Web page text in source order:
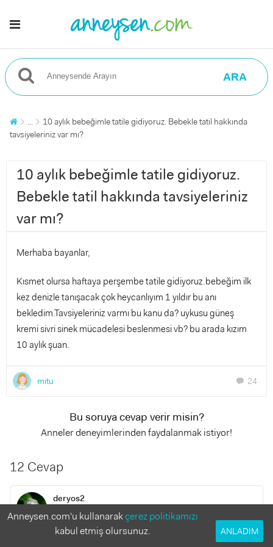
ARA
...
10 aylık bebeğimle tatile gidiyoruz. Bebekle tatil hakkında
tavsiyeleriniz var mı?
10 aylık bebeğimle tatile gidiyoruz.
Bebekle tatil hakkında tavsiyeleriniz
var mı?
Merhaba bayanlar,
Kısmet olursa haftaya perşembe tatile gidiyoruz.bebeğim ilk
kez denizle tanışacak çok heycanlıyım 1 yıldır bu anı
bekledim.Tavsiyeleriniz varmı bu kanu da? uykusu güneş
kremi sivri sinek mücadelesi beslenmesi vb? bu arada kızım
10 aylık şuan.
mitu chat 24
Bu soruya cevap verir misin?
Anneler deneyimlerinden faydalanmak istiyor!
12 Cevap
deryos2
10 yıl önce
Anneysen.com'u kullanarakçerez politikamızı
kabul etmiş olursunuz.
ANLADIM